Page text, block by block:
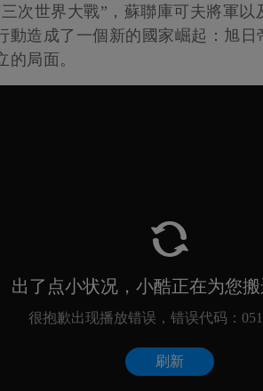
次世界大戰”，蘇聯庫可夫將軍以
動造成了一個新的國家崛起：旭日
局面。